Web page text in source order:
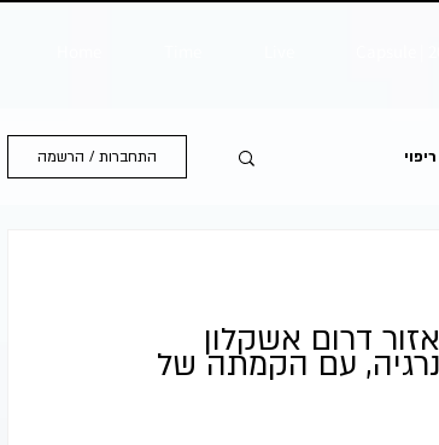
התחברות / הרשמה
דרום אשקלון
עם הקמתה של